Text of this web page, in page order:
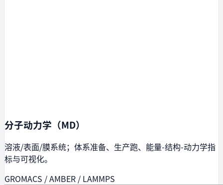
分子动力学（MD）
溶液/表面/膜系统；体系准备、生产跑、能量-结构-动力学指
标与可视化。
GROMACS / AMBER / LAMMPS